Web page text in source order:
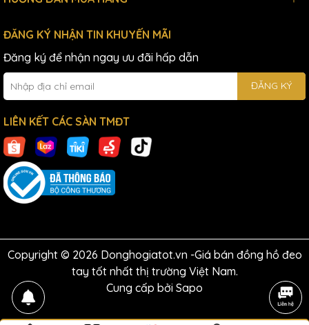
ĐĂNG KÝ NHẬN TIN KHUYẾN MÃI
Đăng ký để nhận ngay ưu đãi hấp dẫn
ĐĂNG KÝ
LIÊN KẾT CÁC SÀN TMĐT
Copyright © 2026 Donghogiatot.vn -Giá bán đồng hồ đeo
tay tốt nhất thị trường Việt Nam.
Cung cấp bởi Sapo